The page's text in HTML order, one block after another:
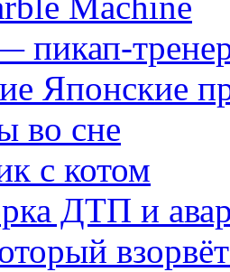
пикап-
Японские
во сне
с котом
ДТП и